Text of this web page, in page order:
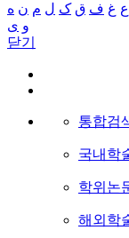
ع غ ف ق ک ل م ن ه
و ی
닫기
통합검
국내학
학위논
해외학